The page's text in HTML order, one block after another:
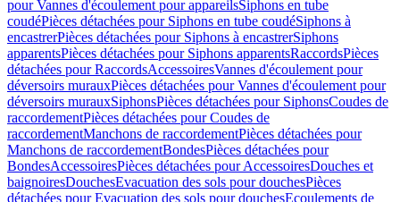
pour Vannes d'écoulement pour appareilsSiphons en tube
coudéPièces détachées pour Siphons en tube coudéSiphons à
encastrerPièces détachées pour Siphons à encastrerSiphons
apparentsPièces détachées pour Siphons apparentsRaccordsPièces
détachées pour RaccordsAccessoiresVannes d'écoulement pour
déversoirs murauxPièces détachées pour Vannes d'écoulement pour
déversoirs murauxSiphonsPièces détachées pour SiphonsCoudes de
raccordementPièces détachées pour Coudes de
raccordementManchons de raccordementPièces détachées pour
Manchons de raccordementBondesPièces détachées pour
BondesAccessoiresPièces détachées pour AccessoiresDouches et
baignoiresDouchesEvacuation des sols pour douchesPièces
détachées pour Evacuation des sols pour douchesEcoulements de